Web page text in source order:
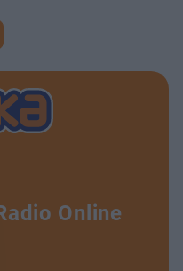
Online